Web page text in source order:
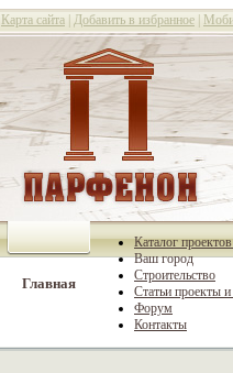
Карта сайта Добавить в избранное
Главная
Каталог
Ваш город
Строительство
Статьи проекты и
Форум
Контакты